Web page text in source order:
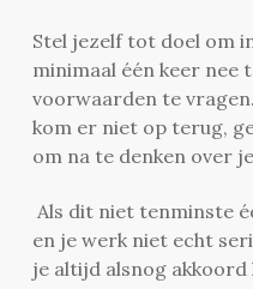
Stel jezelf tot doel om
minimaal één keer nee
voorwaarden te
kom er niet op terug,
om na te denken over
Als dit niet tenminste
en je werk niet echt
je altijd alsnog